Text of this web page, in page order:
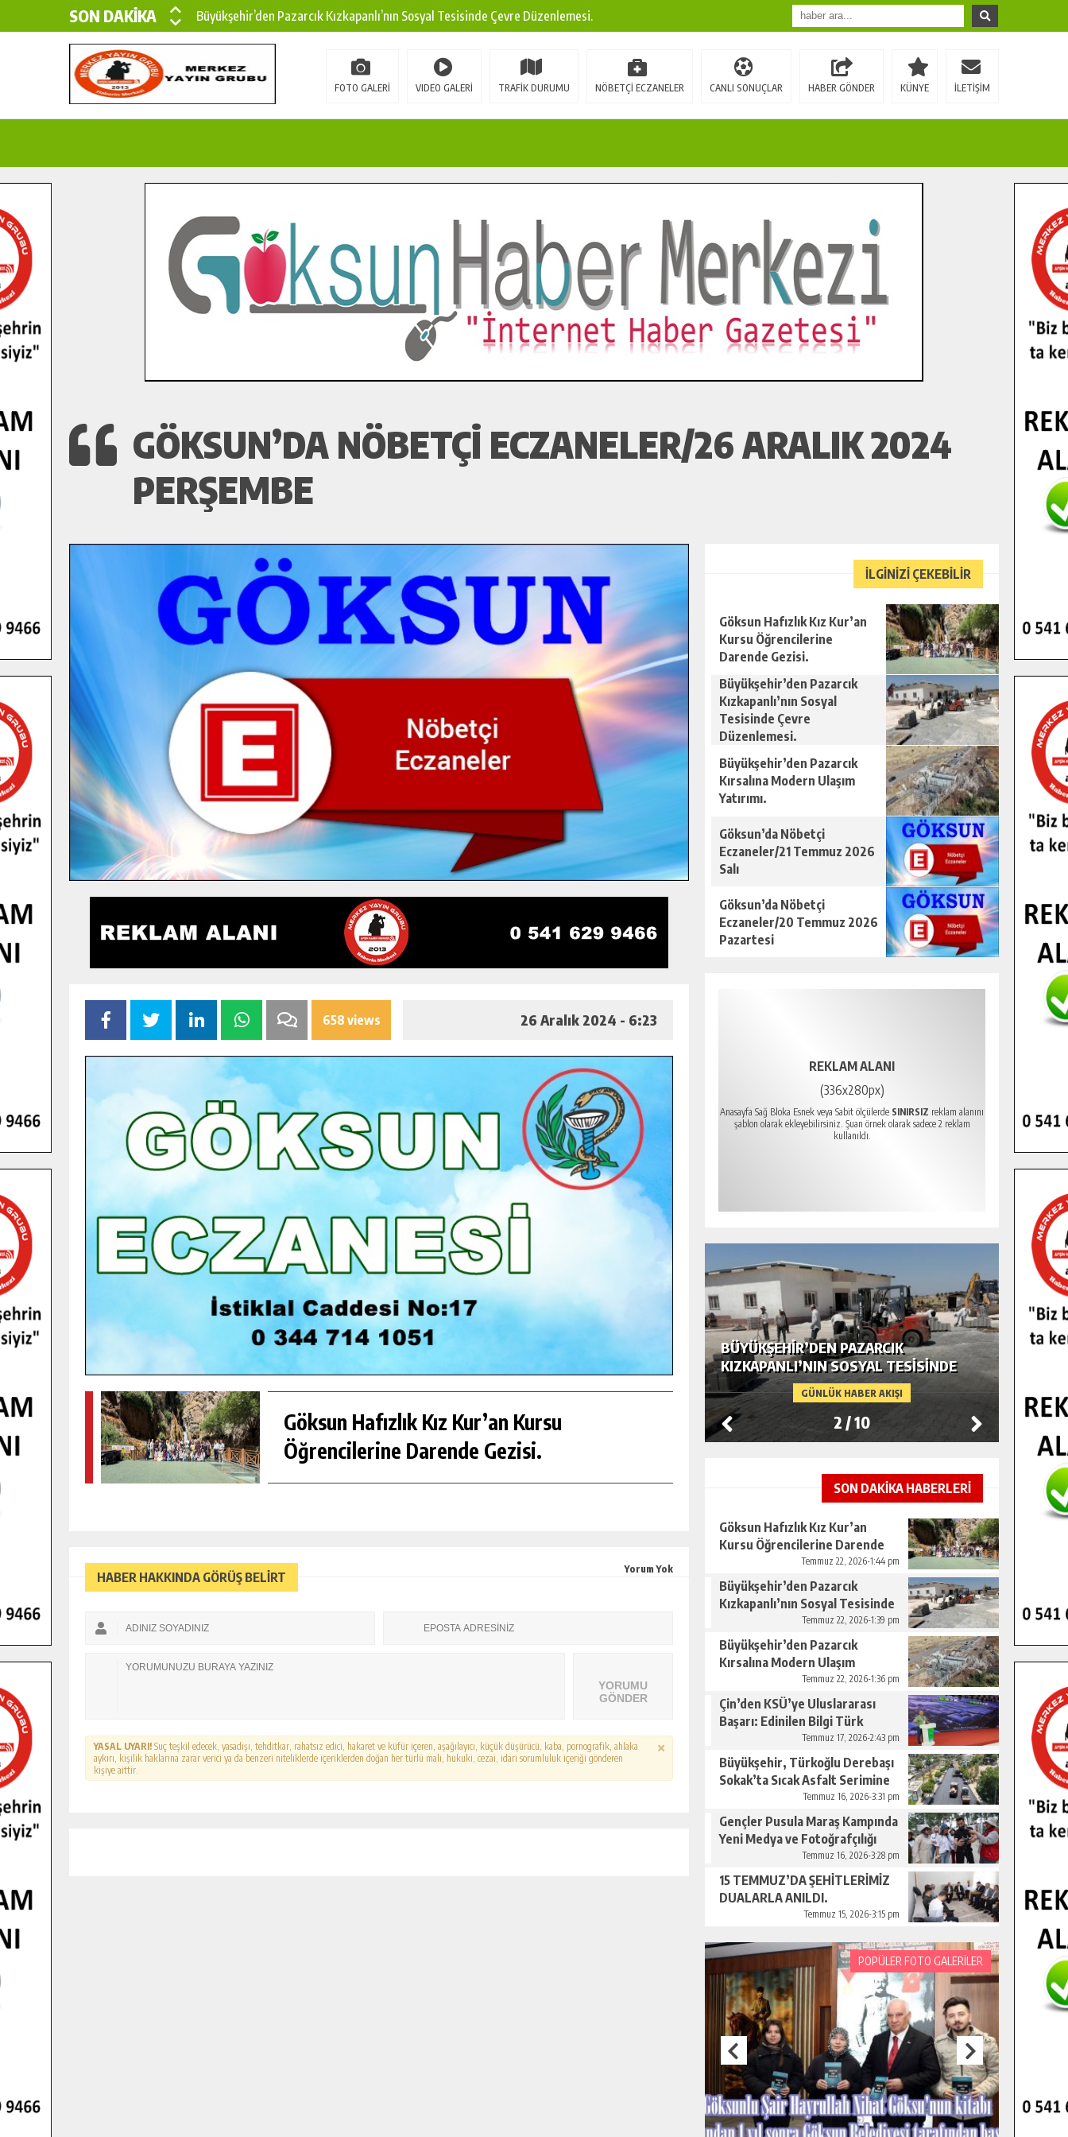
SON DAKİKA
Büyükşehir’den Pazarcık Kızkapanlı’nın Sosyal Tesisinde Çevre Düzenlemesi.
Büyükşehir’den Pazarcık Kırsalına Modern Ulaşım Yatırımı.
Çin’den KSÜ’ye Uluslararası Başarı: Edinilen Bilgi Türk Tarımına Katkı Sağlayacak.
İlçe Jandarma Komutanı Karakaya’dan Başkan Cüce’ye Veda Ziyareti.
Bertiz’in Yeni Köprüsünde Sona Doğru.
FOTO GALERİ VIDEO GALERİ TRAFİK DURUMU NÖBETÇİ ECZANELER CANLI SONUÇLAR HABER GÖNDER KÜNYE İLETİŞİM
GÖKSUN’DA NÖBETÇI ECZANELER/26 ARALIK 2024
PERŞEMBE
658 views 26 Aralık 2024 - 6:23
Göksun Hafızlık Kız Kur’an Kursu
Öğrencilerine Darende Gezisi.
HABER HAKKINDA GÖRÜŞ BELİRT
Yorum Yok
YORUMU
GÖNDER
YASAL UYARI! Suç teşkil edecek, yasadışı, tehditkar, rahatsız edici, hakaret ve küfür içeren, aşağılayıcı, küçük düşürücü, kaba, pornografik, ahlaka
aykırı, kişilik haklarına zarar verici ya da benzeri niteliklerde içeriklerden doğan her türlü mali, hukuki, cezai, idari sorumluluk içeriği gönderen
kişiye aittir.
İLGİNİZİ ÇEKEBİLİR
Göksun Hafızlık Kız Kur’an
Kursu Öğrencilerine
Darende Gezisi.
Büyükşehir’den Pazarcık
Kızkapanlı’nın Sosyal
Tesisinde Çevre
Düzenlemesi.
Büyükşehir’den Pazarcık
Kırsalına Modern Ulaşım
Yatırımı.
Göksun’da Nöbetçi
Eczaneler/21 Temmuz 2026
Salı
Göksun’da Nöbetçi
Eczaneler/20 Temmuz 2026
Pazartesi
REKLAM ALANI
(336x280px)
Anasayfa Sağ Bloka Esnek veya Sabit ölçülerde SINIRSIZ reklam alanını
şablon olarak ekleyebilirsiniz. Şuan örnek olarak sadece 2 reklam
kullanıldı.
GÜNLÜK HABER AKIŞI
GENÇLER PUSULA MARAŞ KAMPINDA
YENI MEDYA VE FOTOĞRAFÇILIĞI
GÜNLÜK HABER AKIŞI
GÖKSUN HAFIZLIK KIZ KUR’AN KURSU
ÖĞRENCILERINE DARENDE GEZISI.
GÜNLÜK HABER AKIŞI
BÜYÜKŞEHIR’DEN PAZARCIK
KIZKAPANLI’NIN SOSYAL TESISINDE
ÇEVRE DÜZENLEMESI.
2 /10
SON DAKİKA HABERLERİ
Göksun Hafızlık Kız Kur’an
Kursu Öğrencilerine Darende
Temmuz 22, 2026-1:44 pm
Büyükşehir’den Pazarcık
Kızkapanlı’nın Sosyal Tesisinde
Çevre Düzenlemesi.Temmuz 22, 2026-1:39 pm
Büyükşehir’den Pazarcık
Kırsalına Modern Ulaşım
Temmuz 22, 2026-1:36 pm
Çin’den KSÜ’ye Uluslararası
Başarı: Edinilen Bilgi Türk
Tarımına Katkı Sağlayacak.
Temmuz 17, 2026-2:43 pm
Büyükşehir, Türkoğlu Derebaşı
Sokak’ta Sıcak Asfalt Serimine
Temmuz 16, 2026-3:31 pm
Gençler Pusula Maraş Kampında
Yeni Medya ve Fotoğrafçılığı
Temmuz 16, 2026-3:28 pm
15 TEMMUZ’DA ŞEHİTLERİMİZ
DUALARLA ANILDI.
Temmuz 15, 2026-3:15 pm
POPÜLER FOTO GALERİLER